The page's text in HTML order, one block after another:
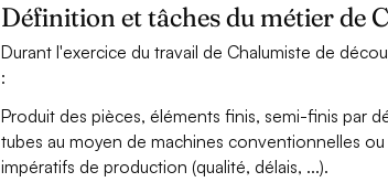
Définition et tâches du métier de
Durant l'exercice du travail de Chalumiste de
:
Produit des pièces, éléments finis, semi-finis par
tubes au moyen de machines conventionnelles
impératifs de production (qualité, délais, ...).